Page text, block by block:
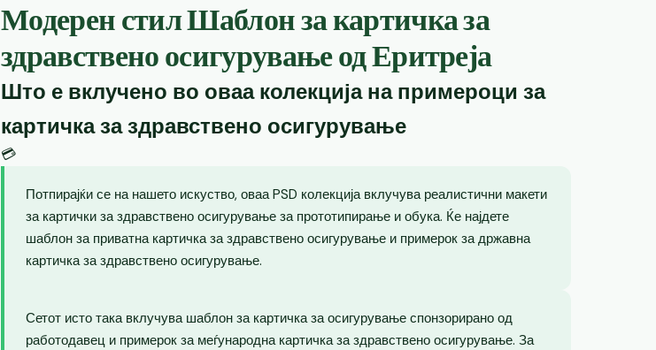
Модерен стил Шаблон за картичка за
здравствено осигурување од Еритреја
Што е вклучено во оваа колекција на примероци за
картичка за здравствено осигурување
💳
Потпирајќи се на нашето искуство, оваа PSD колекција вклучува реалистични макети
за картички за здравствено осигурување за прототипирање и обука. Ќе најдете
шаблон за приватна картичка за здравствено осигурување и примерок за државна
картичка за здравствено осигурување.
Сетот исто така вклучува шаблон за картичка за осигурување спонзорирано од
работодавец и примерок за меѓународна картичка за здравствено осигурување. За